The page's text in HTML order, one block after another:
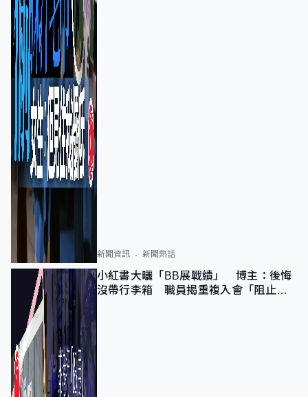
新聞資訊 新聞熱話
小紅書大曬「BB展戰績」 博主：後悔
沒帶行李箱 職員揭重複入會「阻止唔